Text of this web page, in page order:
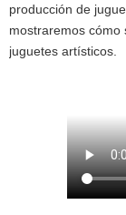
producción de
mostraremos cómo
juguetes artísticos.